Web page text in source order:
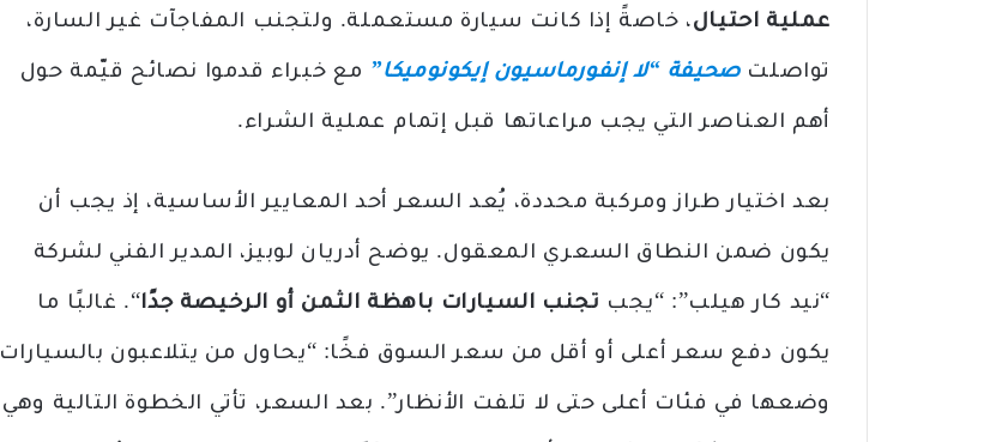
عملية احتيال، خاصةً إذا كانت سيارة مستعملة. ولتجنب المفاجآت غير السارة،
تواصلتصحيفة “لا إنفورماسيون إيكونوميكا” مع خبراء قدموا نصائح قيّمة حول
أهم العناصر التي يجب مراعاتها قبل إتمام عملية الشراء.
بعد اختيار طراز ومركبة محددة، يُعد السعر أحد المعايير الأساسية، إذ يجب أن
يكون ضمن النطاق السعري المعقول. يوضح أدريان لوبيز، المدير الفني لشركة
“نيد كار هيلب”: “يجب تجنب السيارات باهظة الثمن أو الرخيصة جدًا“. غالبًا ما
يكون دفع سعر أعلى أو أقل من سعر السوق فخًا: “يحاول من يتلاعبون بالسيارات
وضعها في فئات أعلى حتى لا تلفت الأنظار”. بعد السعر، تأتي الخطوة التالية وهي